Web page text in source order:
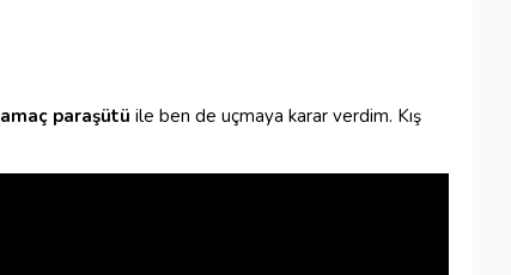
paraşütü ile ben de uçmaya karar verdim. Kış